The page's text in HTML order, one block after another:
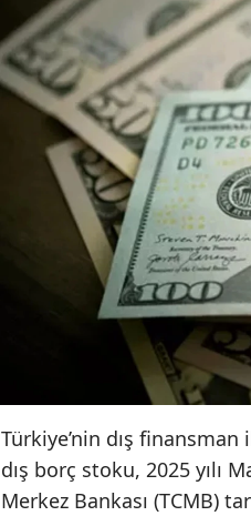
Türkiye’nin dış
dış borç stoku, 2025 yılı
Merkez Bankası (TCMB)